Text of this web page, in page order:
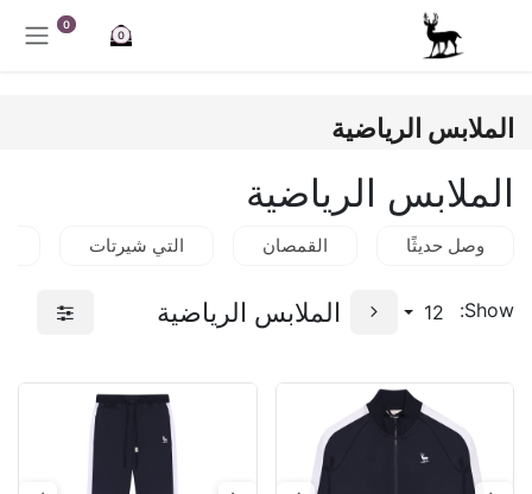
تخطي للذهاب إلى المحتوى
0
0
الملابس الرياضية
الملابس الرياضية
وصل حديثًا القمصان التي شيرتات
Show:
12 الملابس الرياضية